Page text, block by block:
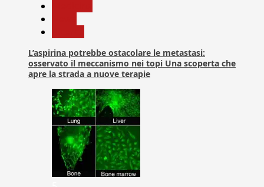
L’aspirina potrebbe ostacolare le metastasi:
osservato il meccanismo nei topi Una scoperta che
apre la strada a nuove terapie